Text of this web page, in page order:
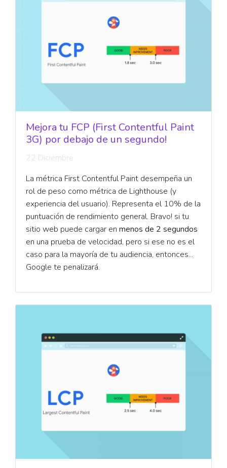
Mejora tu FCP (First Contentful Paint
3G) por debajo de un segundo!
22 Diciembre
La métrica First Contentful Paint desempeña un
rol de peso como métrica de Lighthouse (y
experiencia del usuario). Representa el 10% de la
puntuación de rendimiento general. Bravo! si tu
sitio web puede cargar en menos de 2 segundos
en una prueba de velocidad, pero si ese no es el
caso para la mayoría de tu audiencia, entonces...
Google te penalizará.